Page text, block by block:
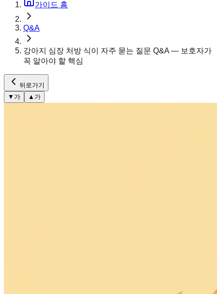
가이드 홈
Q&A
강아지 심장 처방 식이 자주 묻는 질문 Q&A — 보호자가
꼭 알아야 할 핵심
뒤로가기
▼ 가 ▲ 가